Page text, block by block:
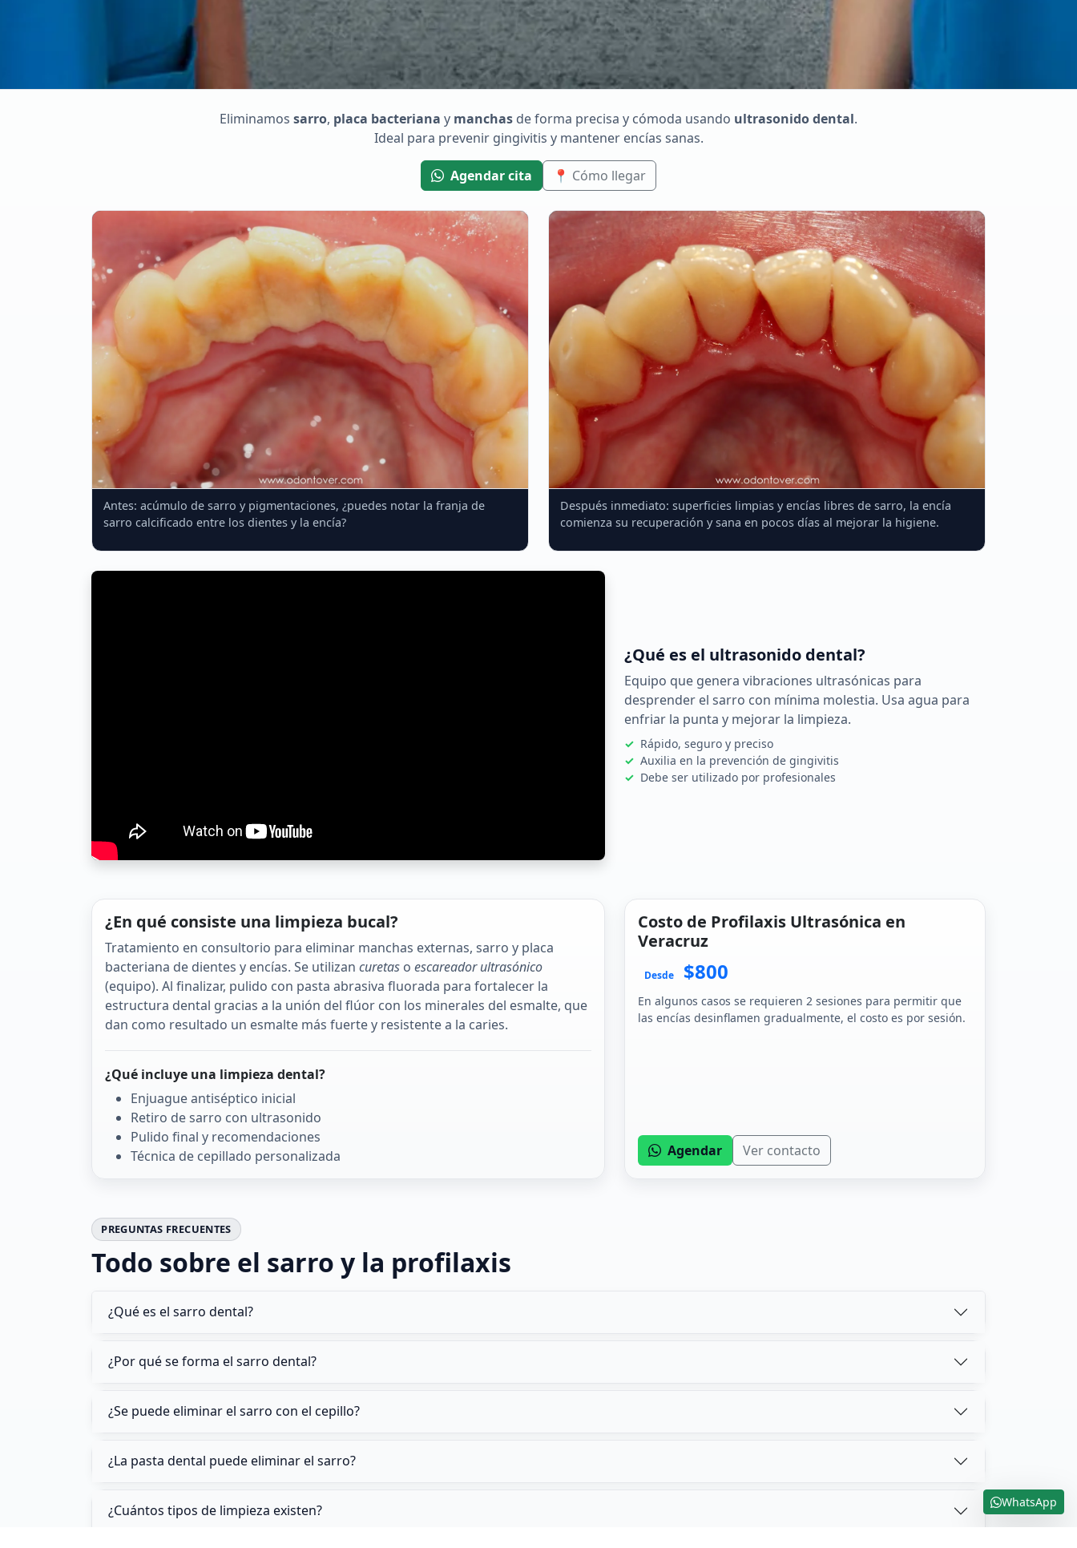
Eliminamos sarro, placa bacteriana y manchas de forma precisa y cómoda usando ultrasonido dental.
Ideal para prevenir gingivitis y mantener encías sanas.
Agendar cita 📍 Cómo llegar
Antes: acúmulo de sarro y pigmentaciones, ¿puedes notar la franja de
sarro calcificado entre los dientes y la encía?
Después inmediato: superficies limpias y encías libres de sarro, la encía
comienza su recuperación y sana en pocos días al mejorar la higiene.
¿Qué es el ultrasonido dental?
Equipo que genera vibraciones ultrasónicas para
desprender el sarro con mínima molestia. Usa agua para
enfriar la punta y mejorar la limpieza.
Rápido, seguro y preciso
Auxilia en la prevención de gingivitis
Debe ser utilizado por profesionales
¿En qué consiste una limpieza bucal?
Tratamiento en consultorio para eliminar manchas externas, sarro y placa
bacteriana de dientes y encías. Se utilizan curetas o escareador ultrasónico
(equipo). Al finalizar, pulido con pasta abrasiva fluorada para fortalecer la
estructura dental gracias a la unión del flúor con los minerales del esmalte, que
dan como resultado un esmalte más fuerte y resistente a la caries.
¿Qué incluye una limpieza dental?
Enjuague antiséptico inicial
Retiro de sarro con ultrasonido
Pulido final y recomendaciones
Técnica de cepillado personalizada
Costo de Profilaxis Ultrasónica en
Veracruz
Desde $800
En algunos casos se requieren 2 sesiones para permitir que
las encías desinflamen gradualmente, el costo es por sesión.
Agendar Ver contacto
PREGUNTAS FRECUENTES
Todo sobre el sarro y la profilaxis
¿Qué es el sarro dental?
¿Por qué se forma el sarro dental?
¿Se puede eliminar el sarro con el cepillo?
¿La pasta dental puede eliminar el sarro?
¿Cuántos tipos de limpieza existen? WhatsApp